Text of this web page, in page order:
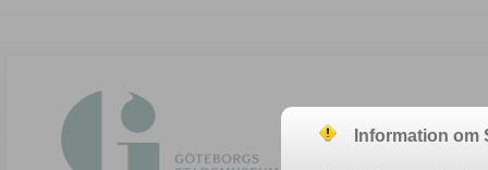
Information